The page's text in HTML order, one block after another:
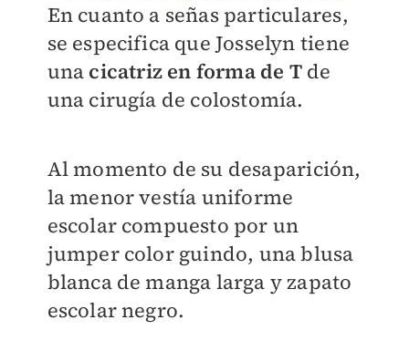
En cuanto a señas particulares,
se especifica que Josselyn tiene
una cicatriz en forma de T de
una cirugía de colostomía.
Al momento de su desaparición,
la menor vestía uniforme
escolar compuesto por un
jumper color guindo, una blusa
blanca de manga larga y zapato
escolar negro.